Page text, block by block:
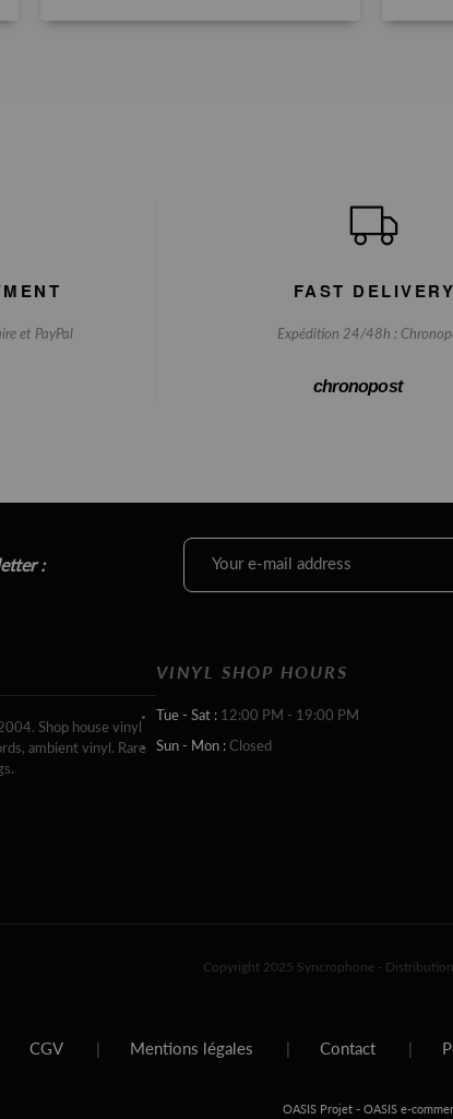
et PayPal
FAST DELIVERY
Expédition 24/48h :
chronopost
:
Shop house vinyl
ambient vinyl. Rare
VINYL SHOP HOURS
Tue - Sat : 12:00 PM - 19:00 PM
Sun - Mon : Closed
Copyright 2025 Syncrophone -
CGV | Mentions légales | Contact |
OASIS Projet - OASIS e-